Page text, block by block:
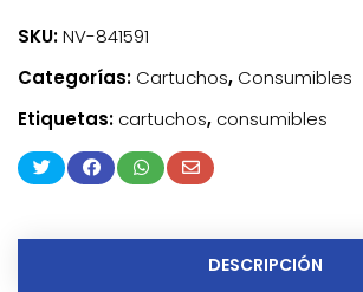
SKU:NV-841591
Categorías: Cartuchos, Consumibles
Etiquetas: cartuchos, consumibles
DESCRIPCIÓN